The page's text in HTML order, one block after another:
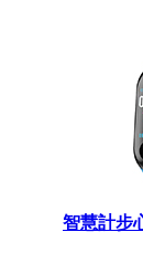
智慧計步